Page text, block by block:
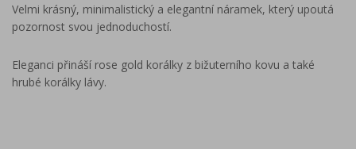
Velmi krásný, minimalistický a elegantní náramek, který upoutá
pozornost svou jednoduchostí.
Eleganci přináší rose gold korálky z bižuterního kovu a také
hrubé korálky lávy.